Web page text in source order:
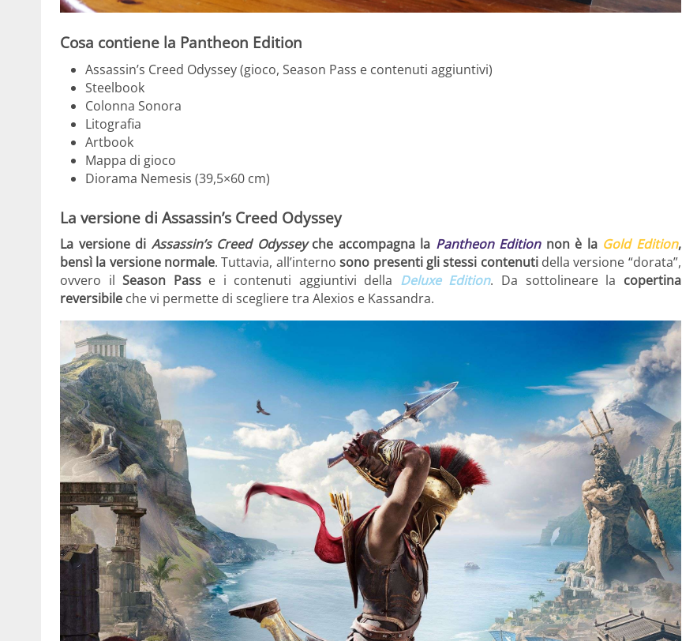
Cosa contiene la Pantheon Edition
Assassin’s Creed Odyssey (gioco, Season Pass e contenuti aggiuntivi)
Steelbook
Colonna Sonora
Litografia
Artbook
Mappa di gioco
Diorama Nemesis (39,5×60 cm)
La versione di Assassin’s Creed Odyssey
La versione di Assassin’s Creed Odysseyche accompagna la Pantheon Editionnon è la Gold Edition,
bensì la versione normale. Tuttavia, all’internosono presenti gli stessi contenutidella versione “dorata”,
ovvero ilSeason Passe i contenuti aggiuntivi della Deluxe Edition. Da sottolineare la copertina
reversibile che vi permette di scegliere tra Alexios e Kassandra.